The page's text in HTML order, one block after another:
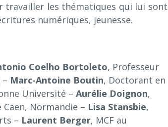
travailler les thématiques qui lui sont
numériques, jeunesse.
Coelho Bortoleto, Professeur
Marc-Antoine Boutin, Doctorant en
Université – Aurélie Doignon,
Caen, Normandie – Lisa Stansbie,
– Laurent Berger, MCF au